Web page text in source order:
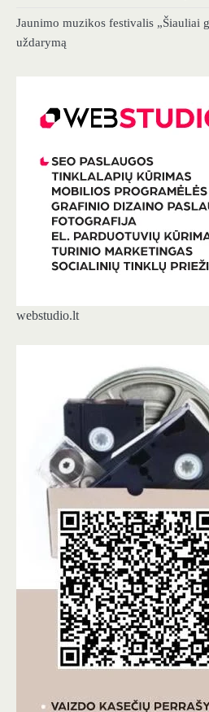
Jaunimo muzikos festivalis „Šiauliai
uždarymą
webstudio.lt